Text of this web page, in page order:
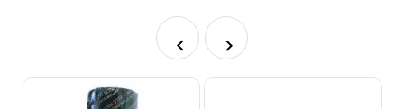
 